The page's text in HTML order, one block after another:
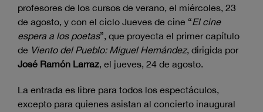
profesores de los cursos de verano, el miércoles, 23
de agosto, y con el ciclo Jueves de cine “El cine
espera a los poetas”, que proyecta el primer capítulo
de Viento del Pueblo: Miguel Hernández, dirigida por
José Ramón Larraz, el jueves, 24 de agosto.
La entrada es libre para todos los espectáculos,
excepto para quienes asistan al concierto inaugural